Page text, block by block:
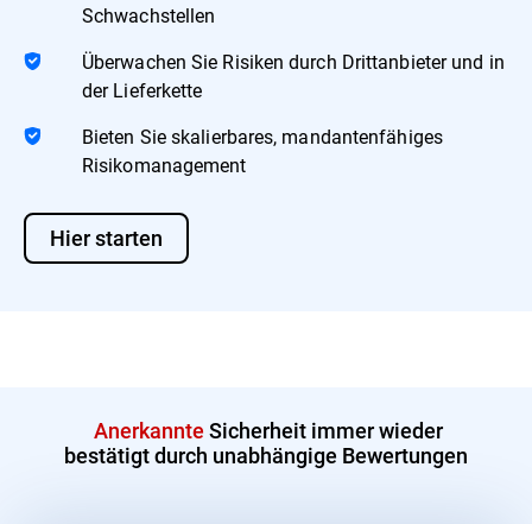
Schwachstellen
Überwachen Sie Risiken durch Drittanbieter und in
der Lieferkette
Bieten Sie skalierbares, mandantenfähiges
Risikomanagement
Hier starten
Anerkannte Sicherheit immer wieder
bestätigt durch unabhängige Bewertungen